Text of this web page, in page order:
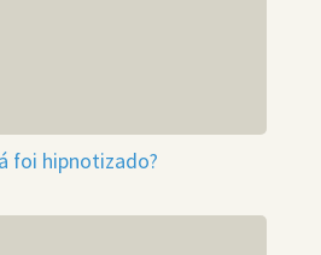
foi hipnotizado?